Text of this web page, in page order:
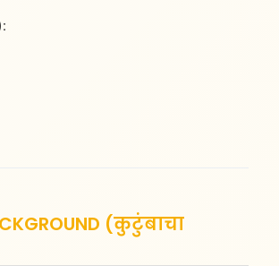
(कुटुंबाचा